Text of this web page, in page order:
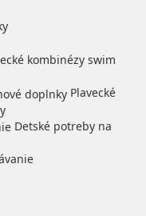
kombinézy swim
Plavecké
Detské potreby na